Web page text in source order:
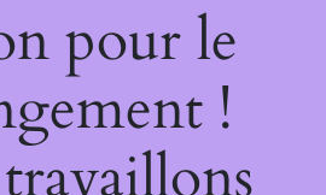
pour le
!